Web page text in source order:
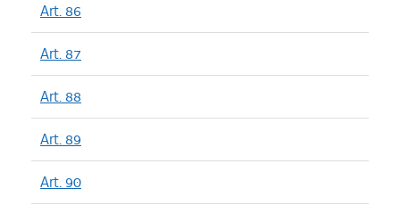
Art. 86
Art. 87
Art. 88
Art. 89
Art. 90